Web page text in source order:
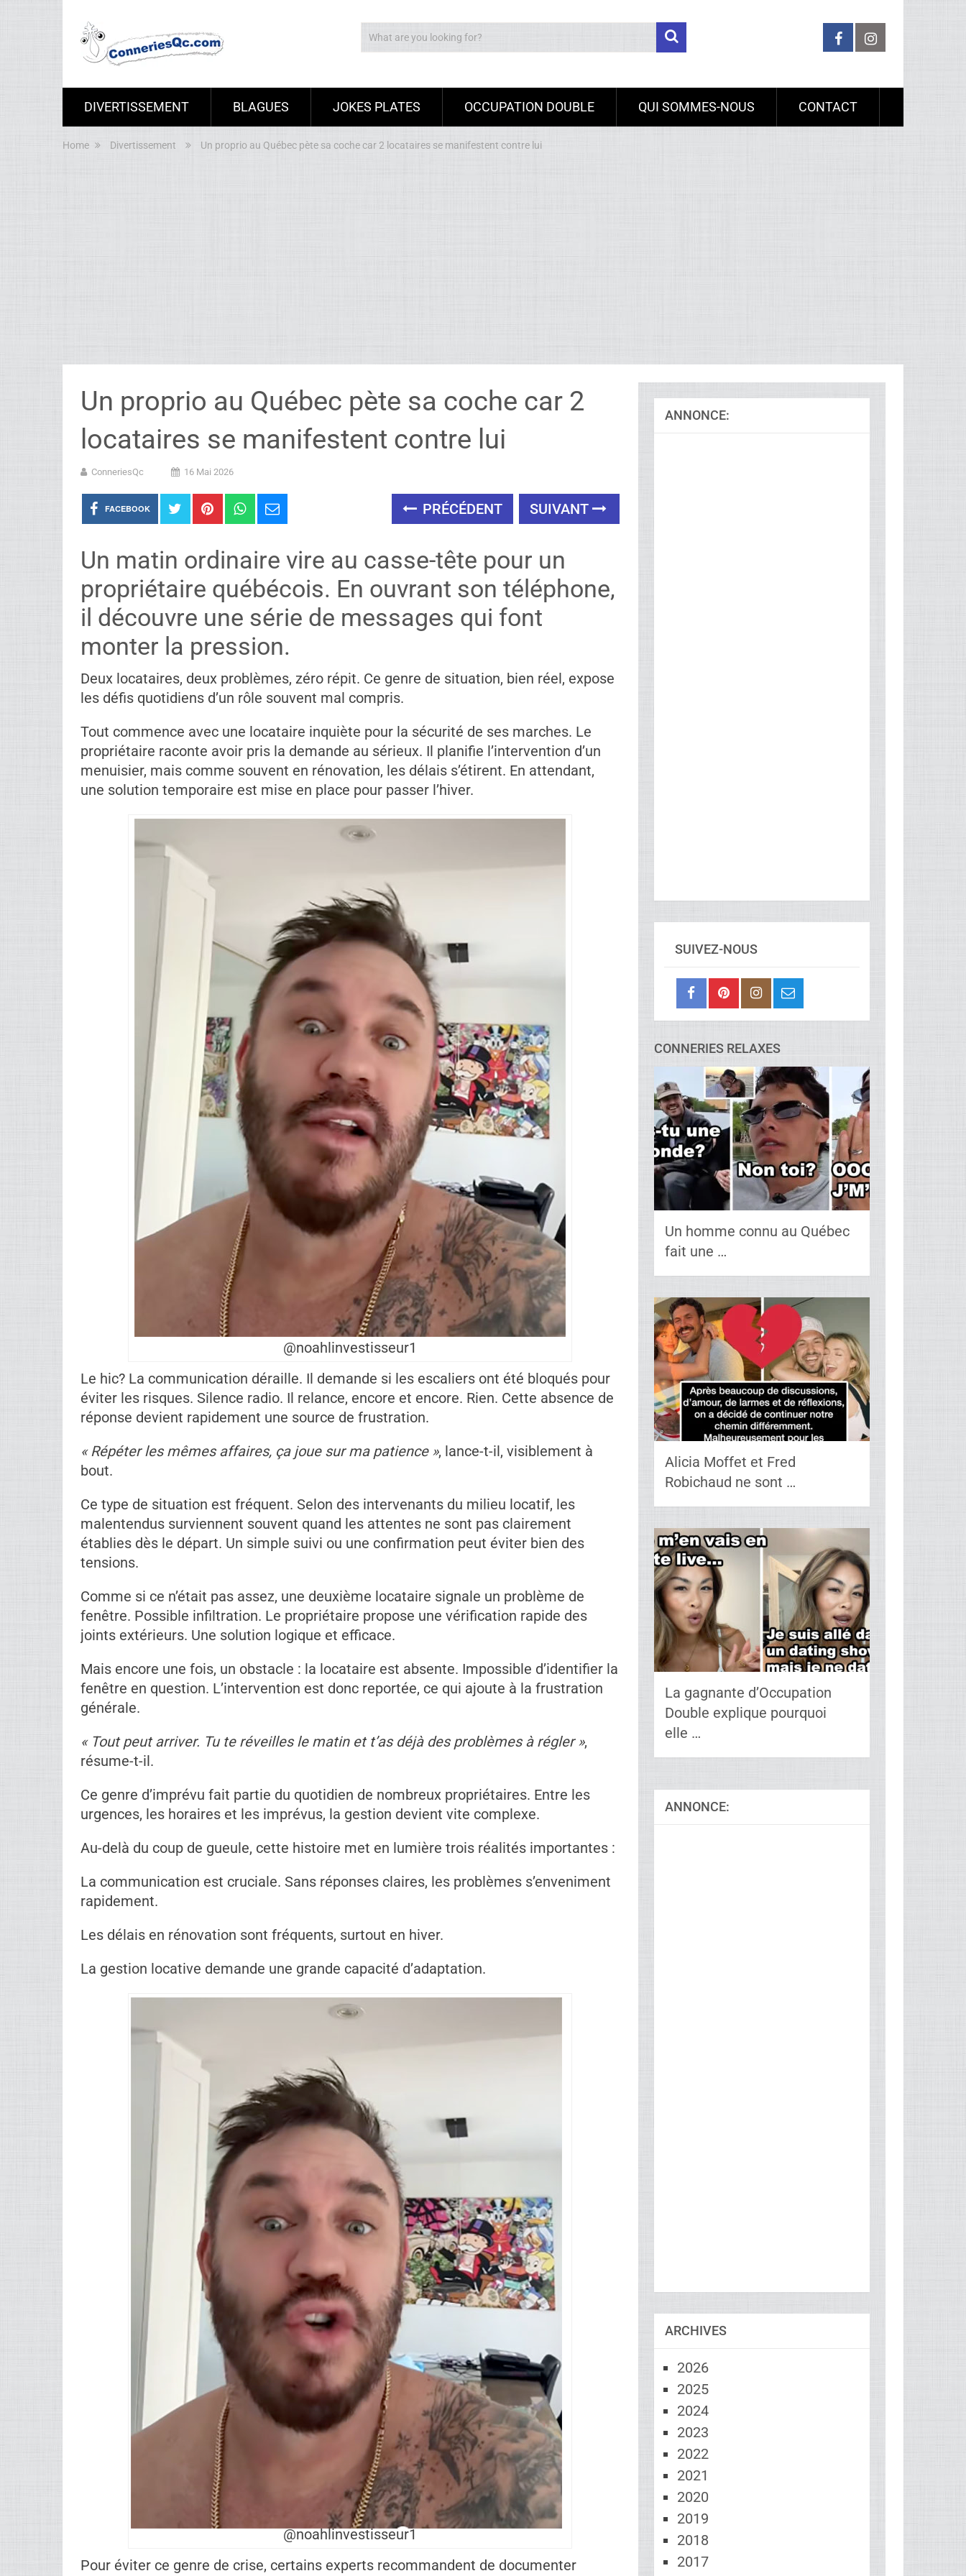
DIVERTISSEMENT BLAGUES JOKES PLATES OCCUPATION DOUBLE QUI SOMMES-NOUS CONTACT
Home Divertissement Un proprio au Québec pète sa coche car 2 locataires se manifestent contre lui
Un proprio au Québec pète sa coche car 2
locataires se manifestent contre lui
ConneriesQc
PRÉCÉDENT SUIVANT
Un matin ordinaire vire au casse-tête pour un
propriétaire québécois. En ouvrant son téléphone,
il découvre une série de messages qui font
monter la pression.
Deux locataires, deux problèmes, zéro répit. Ce genre de situation, bien réel, expose
les défis quotidiens d’un rôle souvent mal compris.
Tout commence avec une locataire inquiète pour la sécurité de ses marches. Le
propriétaire raconte avoir pris la demande au sérieux. Il planifie l’intervention d’un
menuisier, mais comme souvent en rénovation, les délais s’étirent. En attendant,
une solution temporaire est mise en place pour passer l’hiver.
@noahlinvestisseur1
Le hic? La communication déraille. Il demande si les escaliers ont été bloqués pour
réponse devient rapidement une source de frustration.
« Répéter les mêmes affaires, ça joue sur ma patience »
Ce type de situation est fréquent. Selon des intervenants du milieu locatif, les
établies dès le départ. Un simple suivi ou une confirmation peut éviter bien des
tensions.
Comme si ce n’était pas assez, une deuxième locataire signale un problème de
fenêtre. Possible infiltration. Le propriétaire propose une vérification rapide des
joints extérieurs. Une solution logique et efficace.
Mais encore une fois, un obstacle : la locataire est absente. Impossible d’identifier la
fenêtre en question. L’intervention est donc reportée, ce qui ajoute à la frustration
générale.
« Tout peut arriver. Tu te réveilles le matin et t’as déjà des problèmes à régler »
Ce genre d’imprévu fait partie du quotidien de nombreux propriétaires. Entre les
urgences, les horaires et les imprévus, la gestion devient vite complexe.
Au-delà du coup de gueule, cette histoire met en lumière trois réalités importantes :
La communication est cruciale. Sans réponses claires, les problèmes s’enveniment
rapidement.
Les délais en rénovation sont fréquents, surtout en hiver.
La gestion locative demande une grande capacité d’adaptation.
ANNONCE:
Un homme connu au Québec
Alicia Moffet et Fred
La gagnante d’Occupation
Double explique pourquoi
2026
2025
2024
2023
2022
2021
2020
2019
2018